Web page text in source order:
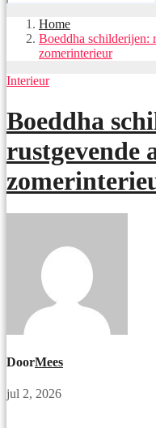
Home
Boeddha schilderijen:
zomerinterieur
Interieur
Boeddha
rustgevende
DoorMees
jul 2, 2026